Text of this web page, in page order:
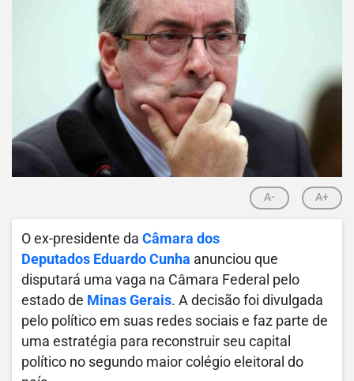
A- A+
O ex-presidente da Câmara dos
Deputados Eduardo Cunha anunciou que
disputará uma vaga na Câmara Federal pelo
estado de Minas Gerais. A decisão foi divulgada
pelo político em suas redes sociais e faz parte de
uma estratégia para reconstruir seu capital
político no segundo maior colégio eleitoral do